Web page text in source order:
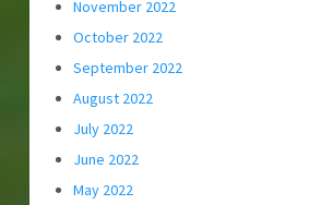
November 2022
October 2022
September 2022
August 2022
July 2022
June 2022
May 2022